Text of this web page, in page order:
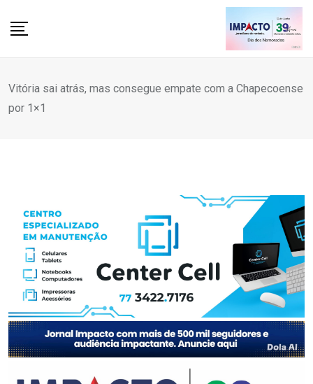
Vitória sai atrás, mas consegue empate com a Chapecoense
por 1×1